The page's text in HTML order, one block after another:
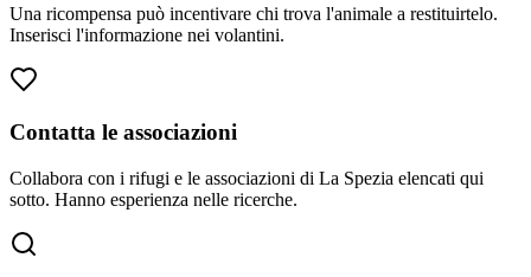
Una ricompensa può incentivare chi trova l'animale a restituirtelo.
Inserisci l'informazione nei volantini.
Contatta le associazioni
Collabora con i rifugi e le associazioni di La Spezia elencati qui
sotto. Hanno esperienza nelle ricerche.